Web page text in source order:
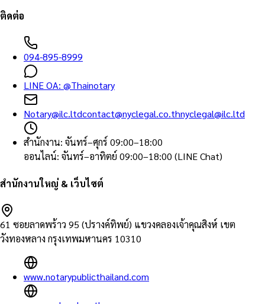
ติดต่อ
094-895-8999
LINE OA: @Thainotary
Notary@ilc.ltdcontact@nyclegal.co.thnyclegal@ilc.ltd
สำนักงาน: จันทร์–ศุกร์ 09:00–18:00
ออนไลน์: จันทร์–อาทิตย์ 09:00–18:00 (LINE Chat)
สำนักงานใหญ่ & เว็บไซต์
61 ซอยลาดพร้าว 95 (ปรางค์ทิพย์) แขวงคลองเจ้าคุณสิงห์ เขต
วังทองหลาง กรุงเทพมหานคร 10310
www.notarypublicthailand.com